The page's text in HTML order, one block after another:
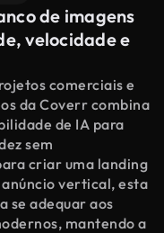
de imagens
velocidade e
comerciais e
da Coverr combina
de IA para
sem
criar uma landing
anúncio vertical, esta
se adequar aos
mantendo a